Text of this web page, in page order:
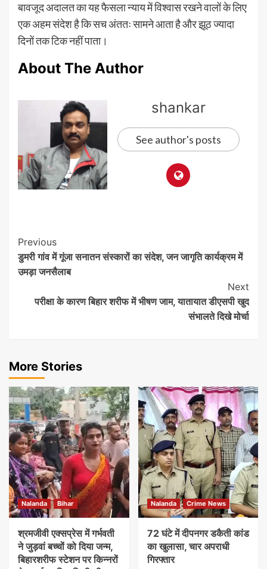
बावजूद अदालत का यह फैसला न्याय में विश्वास रखने वालों के लिए
एक अहम संदेश है कि सच अंततः सामने आता है और झूठ ज्यादा
दिनों तक टिक नहीं पाता।
About The Author
shankar
See author's posts
Post
Navigation
Previous
डुमरी गांव में गूंजा सनातन संस्कारों का संदेश, जन जागृति कार्यक्रम में
उमड़ा जनसैलाब
Next
परीक्षा के कारण बिहार शरीफ में भीषण जाम, यातायात डीएसपी खुद
संभालते दिखे मोर्चा
More Stories
Nalanda Bihar
श्रमजीवी एक्सप्रेस में गर्भवती
ने जुड़वां बच्चों को दिया जन्म,
बिहारशरीफ स्टेशन पर किन्नरों
Nalanda Crime News
72 घंटे में दीपनगर डकैती कांड
का खुलासा, चार अपराधी
गिरफ्तार